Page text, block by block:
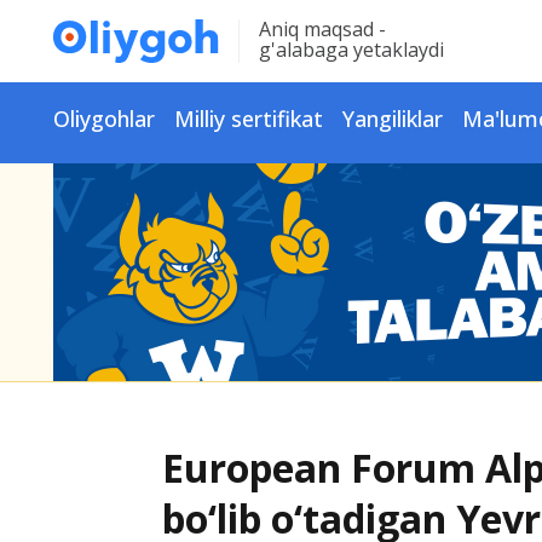
Aniq maqsad -
g'alabaga yetaklaydi
Oliygohlar Milliy sertifikat Yangiliklar
European Forum
bo‘lib o‘tadigan